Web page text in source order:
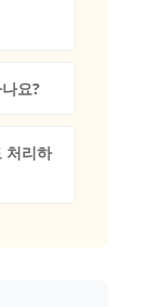
요?
처리하